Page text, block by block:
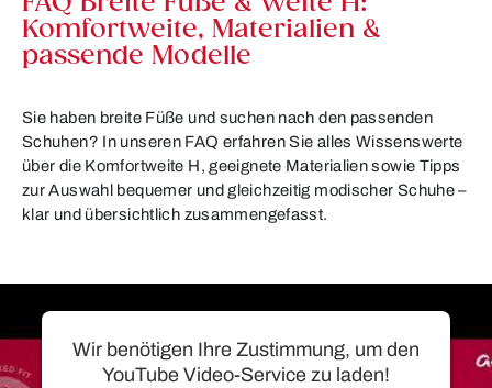
Komfortweite, Materialien &
passende Modelle
Sie haben breite Füße und suchen nach den passenden
Schuhen? In unseren FAQ erfahren Sie alles Wissenswerte
über die Komfortweite H, geeignete Materialien sowie Tipps
zur Auswahl bequemer und gleichzeitig modischer Schuhe –
klar und übersichtlich zusammengefasst.
Wir benötigen Ihre Zustimmung, um den
YouTube Video-Service zu laden!